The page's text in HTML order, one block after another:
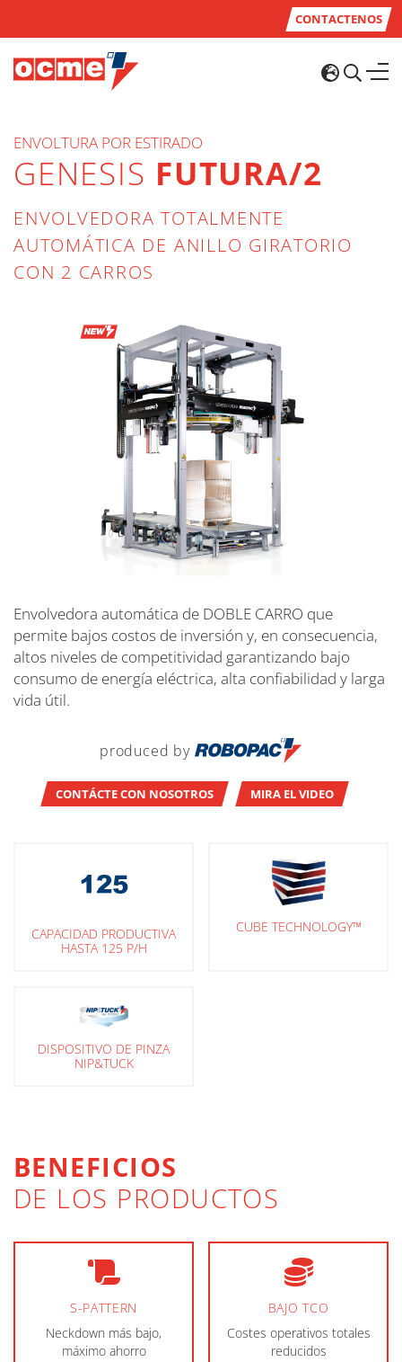
CONTACTENOS
ENVOLTURA POR ESTIRADO
GENESIS FUTURA/2
ENVOLVEDORA TOTALMENTE
AUTOMÁTICA DE ANILLO GIRATORIO
CON 2 CARROS
Envolvedora automática de DOBLE CARRO que
permite bajos costos de inversión y, en consecuencia,
altos niveles de competitividad garantizando bajo
consumo de energía eléctrica, alta confiabilidad y larga
vida útil.
produced by
CONTÁCTE CON NOSOTROS MIRA EL VIDEO
CAPACIDAD PRODUCTIVA
HASTA 125 P/H
CUBE TECHNOLOGY™
DISPOSITIVO DE PINZA
NIP&TUCK
BENEFICIOS
DE LOS PRODUCTOS
S-PATTERN
Neckdown más bajo,
máximo ahorro
BAJO TCO
Costes operativos totales
reducidos